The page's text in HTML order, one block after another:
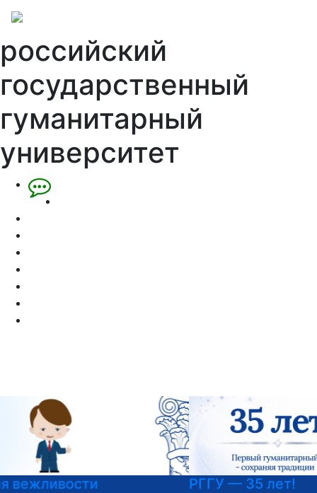
российский
государственный
гуманитарный
университет
РГГУ — 35 лет!